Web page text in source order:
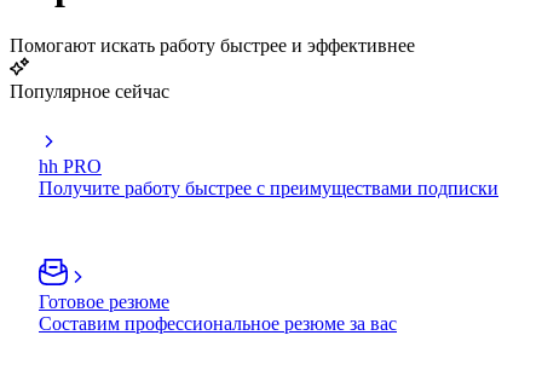
Помогают искать работу быстрее и эффективнее
Популярное сейчас
hh PRO
Получите работу быстрее с преимуществами подписки
Готовое резюме
Составим профессиональное резюме за вас